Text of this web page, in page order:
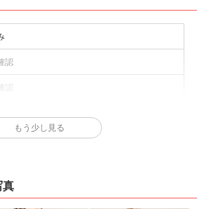
認
認
認
認
もう少し見る
真